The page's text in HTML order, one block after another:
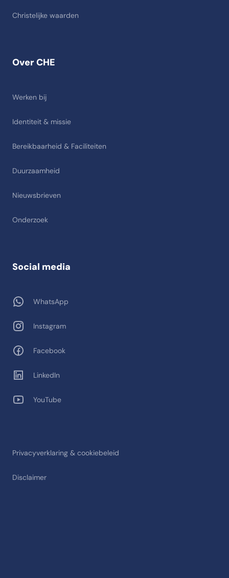
Over CHE
Werken bij
Identiteit & missie
Bereikbaarheid & Faciliteiten
Duurzaamheid
Nieuwsbrieven
Onderzoek
Christelijke waarden
Privacyverklaring & cookiebeleid
Disclaimer
Social media
WhatsApp
Instagram
Facebook
LinkedIn
YouTube